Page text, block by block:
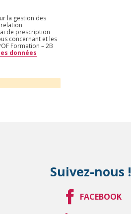
la gestion des
de prescription
concernant et les
Formation – 2B
données
Suivez-nous !
FACEBOOK